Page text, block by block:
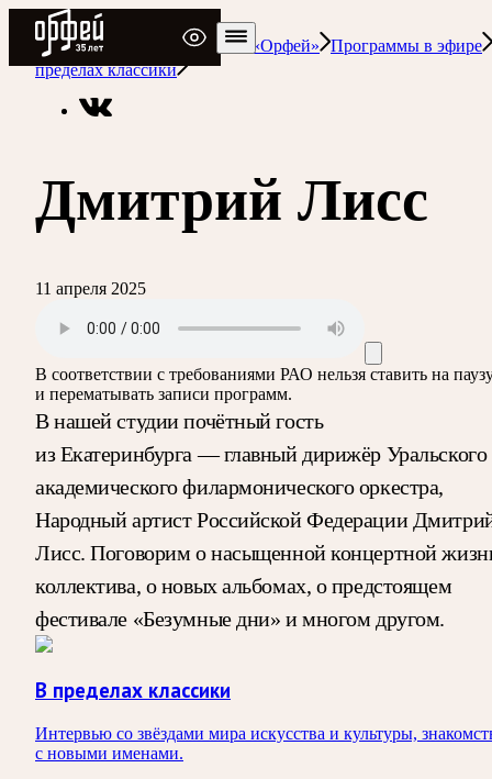
Радио Орфей
Радио классической музыки «Орфей»
Программы в эфире
пределах классики
Дмитрий Лисс
11 апреля 2025
В соответствии с требованиями РАО нельзя ставить на
и перематывать записи программ.
В нашей студии почётный гость
из Екатеринбурга — главный дирижёр Уральского
академического филармонического оркестра,
Народный артист Российской Федерации
Лисс. Поговорим о насыщенной концертной
коллектива, о новых альбомах, о предстоящем
фестивале «Безумные дни» и многом другом.
В пределах классики
Интервью со звёздами мира искусства и культуры,
с новыми именами.